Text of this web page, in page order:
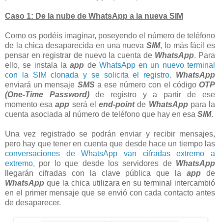
Caso 1: De la nube de WhatsApp a la nueva SIM
Como os podéis imaginar, poseyendo el número de teléfono
de la chica desaparecida en una nuevaSIM, lo más fácil es
pensar en registrar de nuevo la cuenta de WhatsApp. Para
ello, se instala laapp de WhatsApp en un nuevo terminal
con la SIM clonada y se solicita el registro. WhatsApp
enviará un mensaje SMSa ese número con el códigoOTP
(One-Time Password)de registro y a partir de ese
momento esaapp será elend-pointde WhatsApppara la
cuenta asociada al número de teléfono que hay en esa SIM.
Una vez registrado se podrán enviar y recibir mensajes,
pero hay que tener en cuenta que desde hace un tiempo las
conversaciones de WhatsApp van cifradas extremo a
extremo, por lo que desde los servidores de WhatsApp
llegarán cifradas con la clave pública que laapp de
WhatsApp que la chica utilizara en su terminal intercambió
en el primer mensaje que se envió con cada contacto antes
de desaparecer.